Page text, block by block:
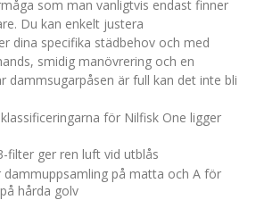
som man vanligtvis endast finner
Du kan enkelt justera
dina specifika städbehov och med
smidig manövrering och en
dammsugarpåsen är full kan det inte bli
för Nilfisk One ligger
filter ger ren luft vid utblås
dammuppsamling på matta och A för
hårda golv